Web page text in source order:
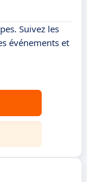
Suivez les
événements et